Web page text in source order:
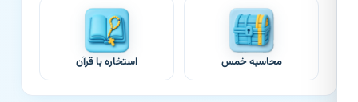
محاسبه خمس استخاره با قرآن